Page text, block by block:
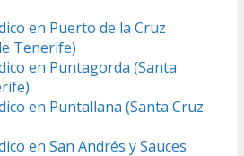
en Puerto de la Cruz
Tenerife)
en Puntagorda (Santa
en Puntallana (Santa Cruz
en San Andrés y Sauces